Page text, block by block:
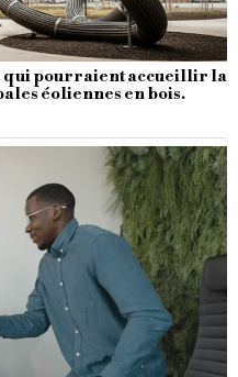
pourraient accueillir la
éoliennes en bois.